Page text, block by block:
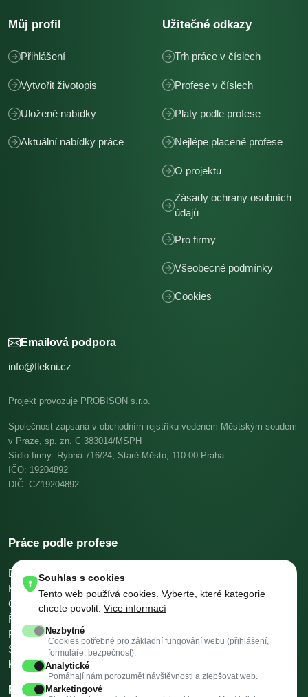
Můj profil
Přihlášení
Vytvořit životopis
Uložené nabídky
Aktuální nabídky práce
Užitečné odkazy
Trh práce v číslech
Profese v číslech
Platy podle profese
Nejlépe placené profese
O projektu
Zásady ochrany osobních
údajů
Pro firmy
Všeobecné podmínky
Cookies
Emailová podpora
info@flekni.cz
Projekt provozuje PROBISON s.r.o.
Společnost zapsaná v obchodním rejstříku vedeném Městským soudem
v Praze, sp. zn. C 383014/MSPH
Sídlo firmy: Rybná 716/24, Staré Město, 110 00 Praha
IČO: 19204892
DIČ: CZ19204892
Práce podle profese
Dělníci v oblasti výstavby a údržby budov
KuchařiSkladníci, obsluha manipulačních vozíků
Číšníci a servírky
Ostatní uklízeči a pomocníci
Řidiči nákladních automobilů, tahačů a speciálních vozidel
Pomocníci v kuchyni
Svářeči
Všechny profese →
Platy podle profese →
Kalkulačky →
Práce podle města
Souhlas s cookies
Tento web používá cookies. Vyberte, které kategorie
chcete povolit. Více informací
Nezbytné
Cookies potřebné pro základní fungování webu (přihlášení,
formuláře, bezpečnost).
Analytické
Pomáhají nám porozumět návštěvnosti a zlepšovat web.
Marketingové